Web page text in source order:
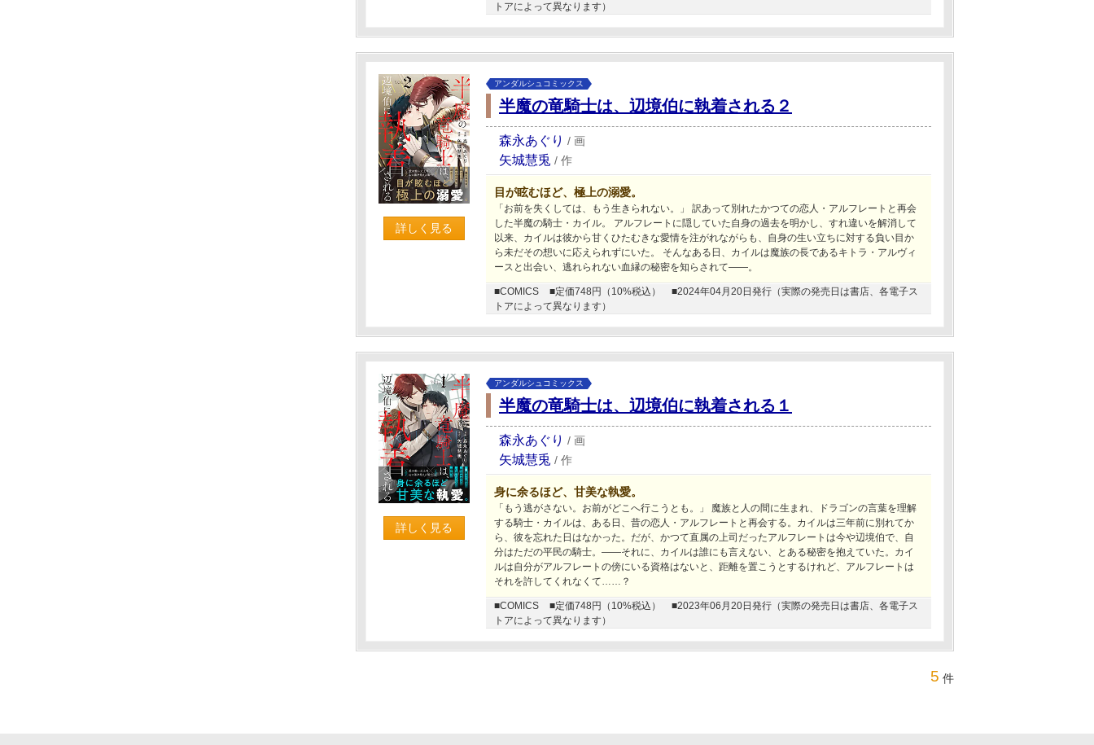
トアによって異なります）
詳しく見る
アンダルシュコミックス
半魔の竜騎士は、辺境伯に執着される２
森永あぐり / 画
矢城慧兎 / 作
目が眩むほど、極上の溺愛。
「お前を失くしては、もう生きられない。」 訳あって別れたかつての恋人・アルフレートと再会
した半魔の騎士・カイル。 アルフレートに隠していた自身の過去を明かし、すれ違いを解消して
以来、カイルは彼から甘くひたむきな愛情を注がれながらも、自身の生い立ちに対する負い目か
ら未だその想いに応えられずにいた。 そんなある日、カイルは魔族の長であるキトラ・アルヴィ
ースと出会い、逃れられない血縁の秘密を知らされて――。
■COMICS ■定価748円（10%税込）
■2024年04月20日発行（実際の発売日は書店、各電子ス
トアによって異なります）
詳しく見る
アンダルシュコミックス
半魔の竜騎士は、辺境伯に執着される１
森永あぐり / 画
矢城慧兎 / 作
身に余るほど、甘美な執愛。
「もう逃がさない。お前がどこへ行こうとも。」 魔族と人の間に生まれ、ドラゴンの言葉を理解
する騎士・カイルは、ある日、昔の恋人・アルフレートと再会する。カイルは三年前に別れてか
ら、彼を忘れた日はなかった。だが、かつて直属の上司だったアルフレートは今や辺境伯で、自
分はただの平民の騎士。――それに、カイルは誰にも言えない、とある秘密を抱えていた。カイ
ルは自分がアルフレートの傍にいる資格はないと、距離を置こうとするけれど、アルフレートは
それを許してくれなくて……？
■COMICS ■定価748円（10%税込）
■2023年06月20日発行（実際の発売日は書店、各電子ス
トアによって異なります）
5 件